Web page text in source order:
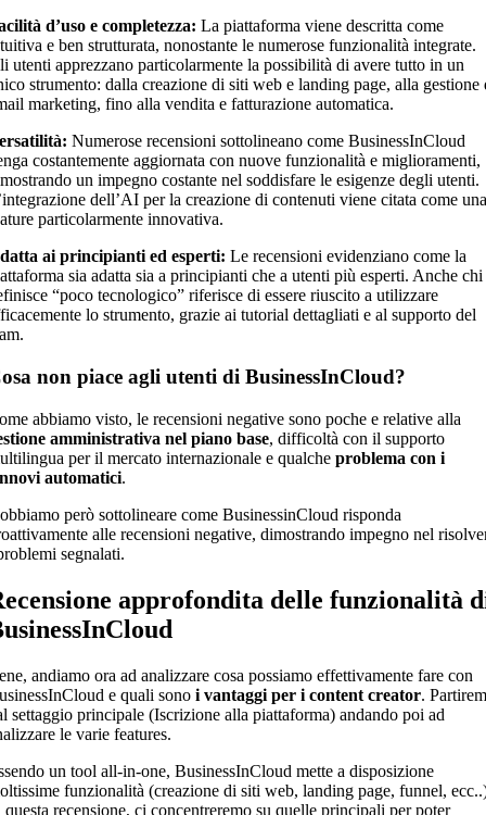
d’uso e completezza: La piattaforma viene descritta come
e ben strutturata, nonostante le numerose funzionalità integrate.
utenti apprezzano particolarmente la possibilità di avere tutto in un
strumento: dalla creazione di siti web e landing page, alla gestione
marketing, fino alla vendita e fatturazione automatica.
Numerose recensioni sottolineano come BusinessInCloud
costantemente aggiornata con nuove funzionalità e miglioramenti,
un impegno costante nel soddisfare le esigenze degli utenti.
dell’AI per la creazione di contenuti viene citata come una
particolarmente innovativa.
ai principianti ed esperti: Le recensioni evidenziano come la
sia adatta sia a principianti che a utenti più esperti. Anche chi
“poco tecnologico” riferisce di essere riuscito a utilizzare
lo strumento, grazie ai tutorial dettagliati e al supporto del
non piace agli utenti di BusinessInCloud?
abbiamo visto, le recensioni negative sono poche e relative alla
amministrativa nel piano base, difficoltà con il supporto
per il mercato internazionale e qualche problema con i
automatici.
però sottolineare come BusinessinCloud risponda
alle recensioni negative, dimostrando impegno nel
segnalati.
approfondita delle funzionalità
andiamo ora ad analizzare cosa possiamo effettivamente fare con
e quali sono i vantaggi per i content creator.
settaggio principale (Iscrizione alla piattaforma) andando poi ad
le varie features.
un tool all-in-one, BusinessInCloud mette a disposizione
funzionalità (creazione di siti web, landing page, funnel,
questa recensione, ci concentreremo su quelle principali per poter